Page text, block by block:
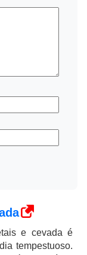
e cevada é
tempestuoso.